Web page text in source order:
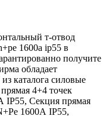
т-отвод
1600а ip55 в
получите
обладает
каталога силовые
4+4 точек
IP55, Секция прямая
1600А IP55,